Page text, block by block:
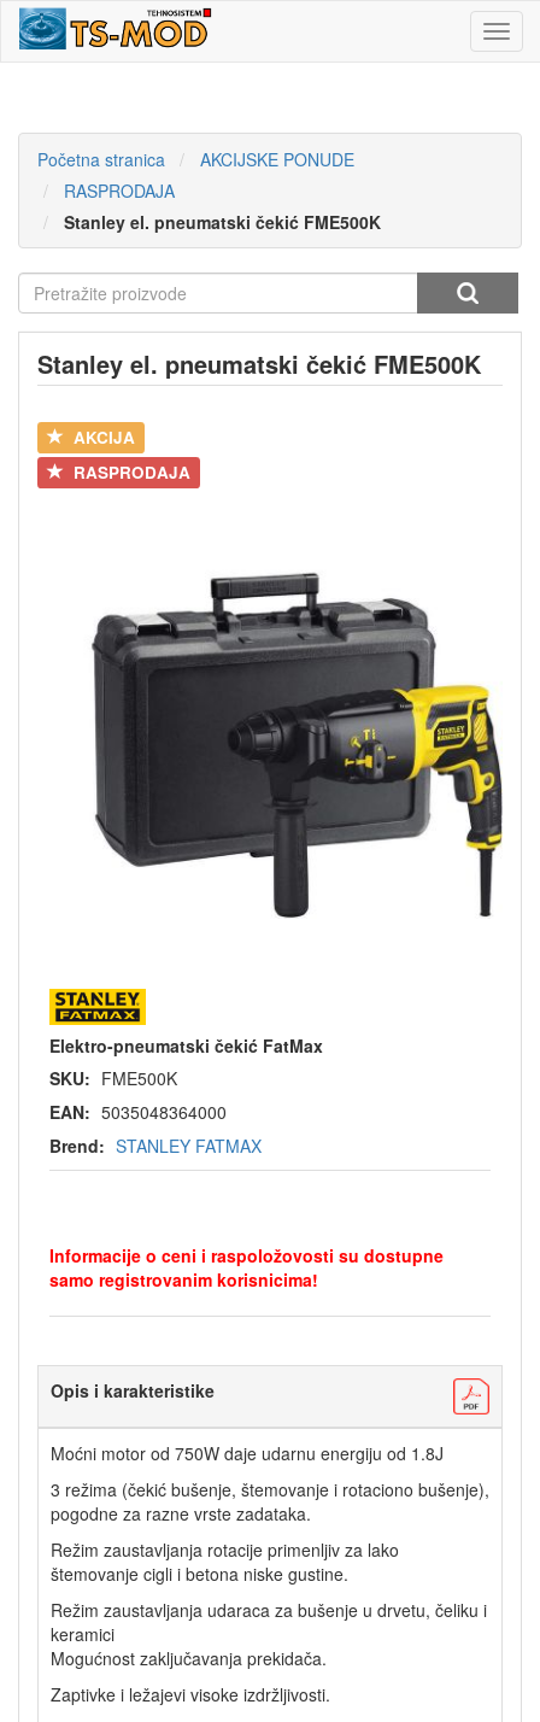
Početna stranica
AKCIJSKE PONUDE
RASPRODAJA
Stanley el. pneumatski čekić FME500K
Stanley el. pneumatski čekić FME500K
AKCIJA
RASPRODAJA
Elektro-pneumatski čekić FatMax
SKU: FME500K
EAN: 5035048364000
Brend: STANLEY FATMAX
Informacije o ceni i raspoložovosti su dostupne
samo registrovanim korisnicima!
Opis i karakteristike
Moćni motor od 750W daje udarnu energiju od 1.8J
3 režima (čekić bušenje, štemovanje i rotaciono bušenje),
pogodne za razne vrste zadataka.
Režim zaustavljanja rotacije primenljiv za lako
štemovanje cigli i betona niske gustine.
Režim zaustavljanja udaraca za bušenje u drvetu, čeliku i
keramici
Mogućnost zaključavanja prekidača.
Zaptivke i ležajevi visoke izdržljivosti.